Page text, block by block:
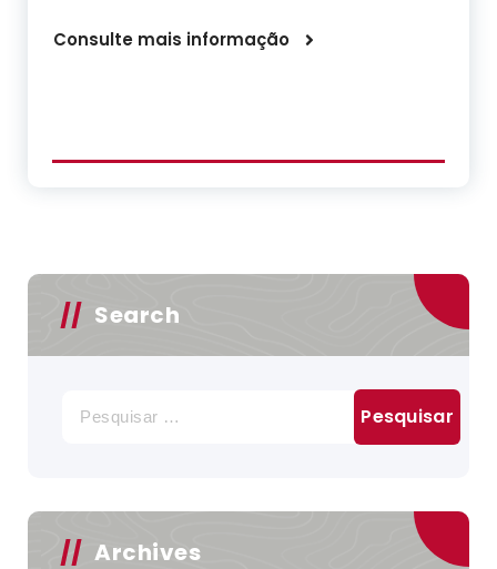
Consulte mais informação
Search
por:
Archives